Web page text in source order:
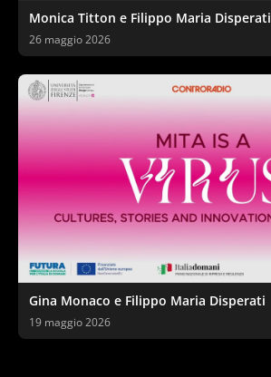
Monica Titton e Filippo Maria Disperati
26 maggio 2026
Gina Monaco e Filippo Maria Disperati
19 maggio 2026